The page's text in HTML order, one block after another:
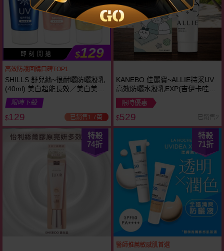
即 刻 開 搶 $129
高效防護回購口碑TOP1
SHILLS 舒兒絲~很耐曬防曬凝乳
(40ml) 美白超能長效／美白美肌
柔護／清透水潤 款式可選
限時下殺
$129 已銷售1.7萬
KANEBO 佳麗寶~ALLIE持采UV
高效防曬水凝乳EXP(吉伊卡哇限
定包裝)SPF50+ PA++++(90g)
限時優惠
$529 已銷售2
特殺
74折
特殺
71折
醫師推薦敏感肌首選